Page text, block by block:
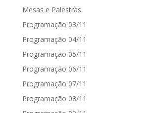
Mesas e Palestras
Programação 03/11
Programação 04/11
Programação 05/11
Programação 06/11
Programação 07/11
Programação 08/11